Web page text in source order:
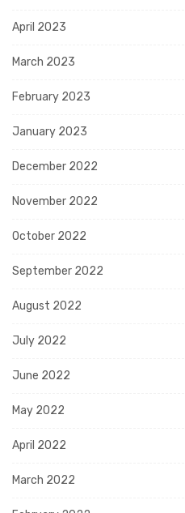
April 2023
March 2023
February 2023
January 2023
December 2022
November 2022
October 2022
September 2022
August 2022
July 2022
June 2022
May 2022
April 2022
March 2022